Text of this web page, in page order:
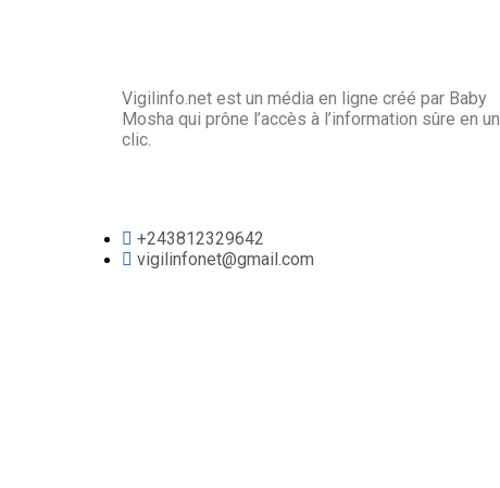
Vigilinfo.net est un média en ligne créé par Baby
Mosha qui prône l’accès à l’information sûre en un
clic.
+243812329642
vigilinfonet@gmail.com